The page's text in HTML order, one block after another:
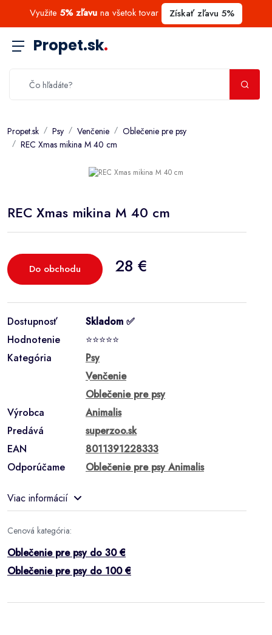
Využite 5% zľavu na všetok tovar Získať zľavu 5%
Propet.sk.
Propet.sk Psy Venčenie
Oblečenie pre psy
REC Xmas mikina M 40 cm
REC Xmas mikina M 40 cm
Do obchodu 28 €
Dostupnosť
Skladom ✅
Hodnotenie
⭐⭐⭐⭐⭐
Kategória
Psy
Venčenie
Oblečenie pre psy
Výrobca
Animalis
Predává
superzoo.sk
EAN
8011391228333
Odporúčame
Oblečenie pre psy Animalis
Viac informácií
Cenová kategória:
Oblečenie pre psy do 30 €
Oblečenie pre psy do 100 €